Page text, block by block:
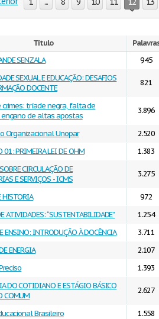
Título
SENZALA 945
SEXUAL E EDUCAÇÃO: DESAFIOS
DOCENTE
821
crimes: tríade negra, falta de
de altas apostas
3.896
Organizacional Unopar
2.520
01: PRIMEIRA LEI DE OHM 1.383
CIRCULAÇÃO DE
E SERVIÇOS - ICMS
3.275
HISTORIA
972
ATIVIDADES: “SUSTENTABILIDADE”
1.254
ENSINO: INTRODUÇÃO À DOCÊNCIA
3.711
ENERGIA
2.107
1.393
DO COTIDIANO E ESTÁGIO BÁSICO
COMUM
2.627
Brasileiro
1.558